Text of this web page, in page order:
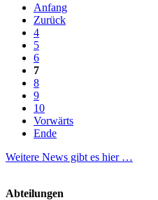
Anfang
Zurück
4
5
6
7
8
9
10
Vorwärts
Ende
Weitere News gibt es hier …
Abteilungen